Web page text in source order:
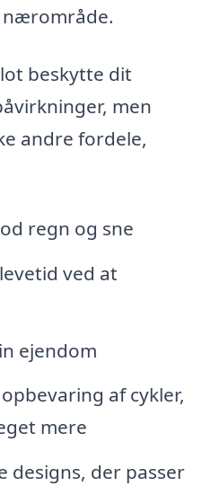
nærområde.
beskytte dit
men
andre fordele,
regn og sne
ved at
ejendom
af cykler,
mere
designs, der passer